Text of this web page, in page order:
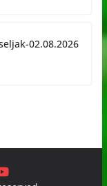
02.08.2026